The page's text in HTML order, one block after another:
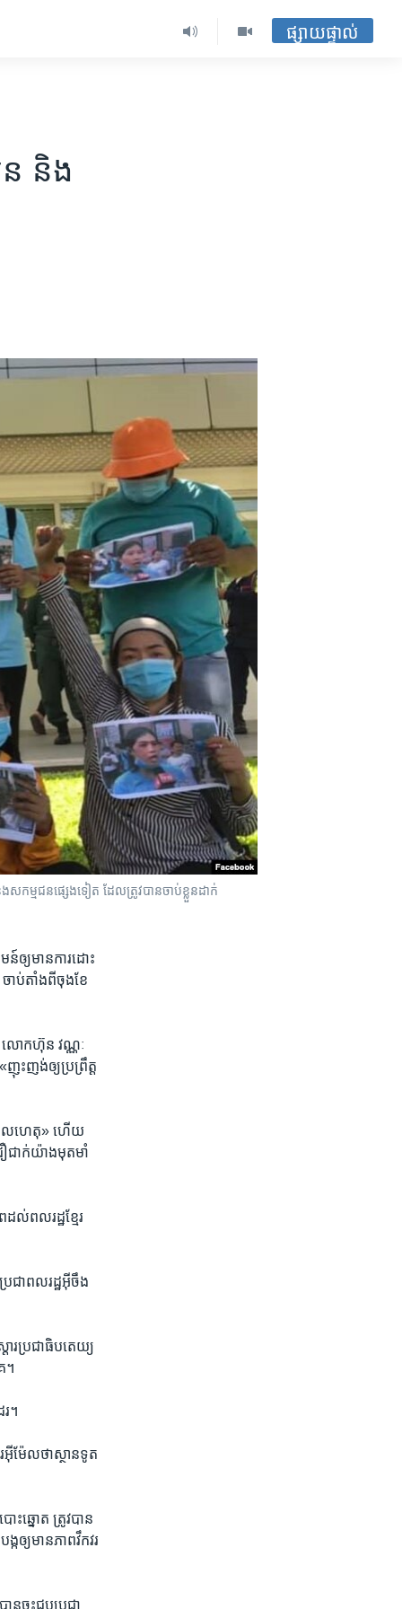
ផ្សាយផ្ទាល់
ន ​និង​
សកម្មជន​ផ្សេង​ទៀត ​ដែល​ត្រូវ​បាន​ចាប់​ខ្លួន​ដាក់​
ន៍​ឲ្យមាន​ការ​ដោះ​
ាប់​តាំង​ពី​ចុង​ខែ​
ោក​ហ៊ុន វណ្ណៈ
ញុះញង់​ឲ្យ​ប្រព្រឹត្ត​
មូល​ហេតុ»​ ហើយ​
ឿ​ជាក់​យ៉ាង​មុត​មាំ​
ល់​ពល​រដ្ឋ​ខ្មែរ
ជា​ពលរដ្ឋ​អ៊ីចឹង
ារ​ប្រជា​ធិបតេយ្យ​
។​
អ៊ីម៉ែល​ថា​ស្ថានទូត​
ឆ្នោត​ ត្រូវ​បាន​
ឲ្យ​មាន​ភាព​វឹកវរ​
ាន​ចុះ​ជួប​ប្រជា​